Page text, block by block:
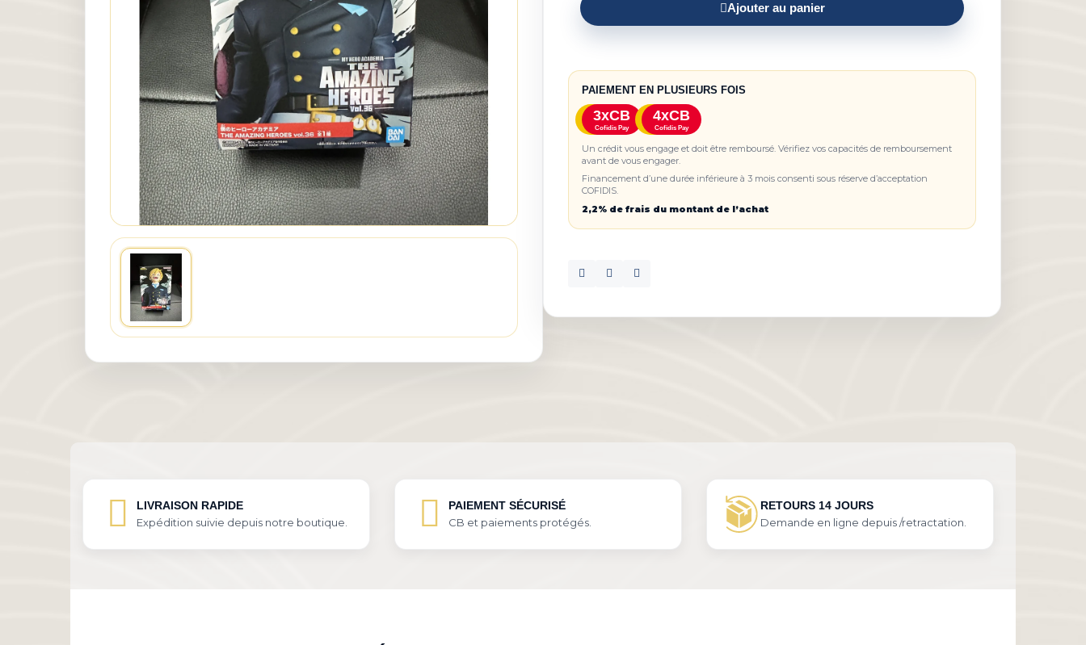
Ajouter au panier
PAIEMENT EN PLUSIEURS FOIS
3xCB
Cofidis Pay
4xCB
Cofidis Pay
Un crédit vous engage et doit être remboursé. Vérifiez vos capacités de remboursement
avant de vous engager.
Financement d’une durée inférieure à 3 mois consenti sous réserve d’acceptation
COFIDIS.
2,2% de frais du montant de l’achat
LIVRAISON RAPIDE
Expédition suivie depuis notre boutique.
PAIEMENT SÉCURISÉ
CB et paiements protégés.
RETOURS 14 JOURS
Demande en ligne depuis /retractation.